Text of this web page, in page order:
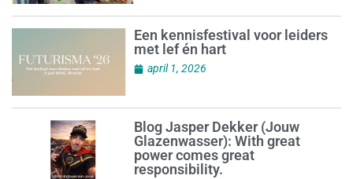
Een kennisfestival voor leiders
met lef én hart
april 1, 2026
Blog Jasper Dekker (Jouw
Glazenwasser): With great
power comes great
responsibility.